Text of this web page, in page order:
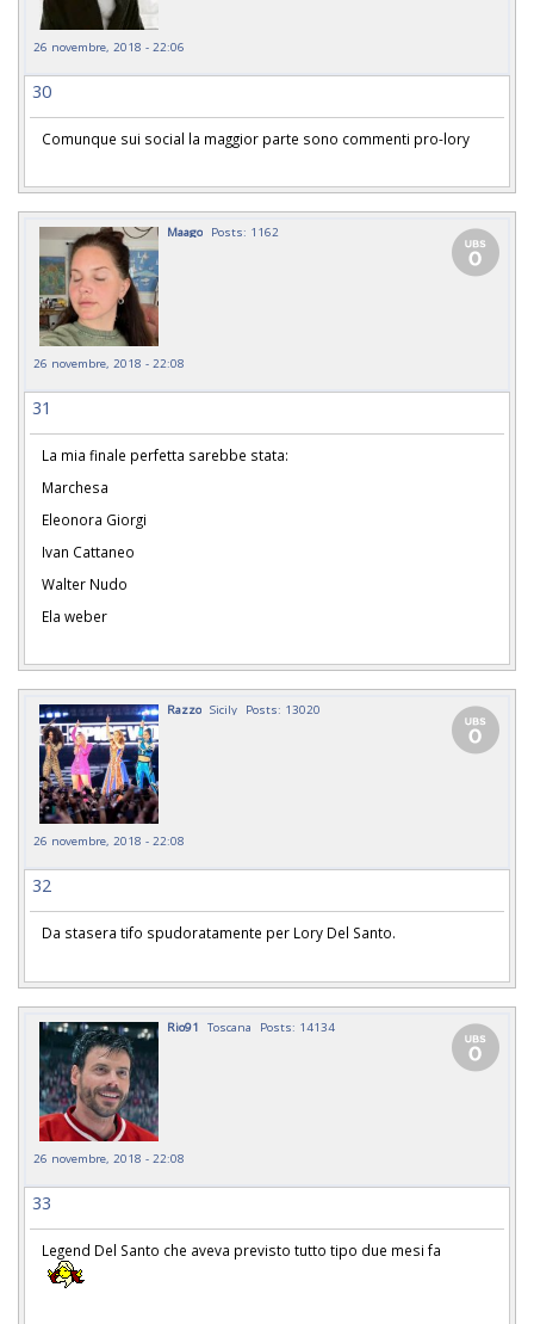
26 novembre, 2018 - 22:06
30
Comunque sui social la maggior parte sono commenti pro-lory
Maago Posts: 1162
26 novembre, 2018 - 22:08
31
La mia finale perfetta sarebbe stata:
Marchesa
Eleonora Giorgi
Ivan Cattaneo
Walter Nudo
Ela weber
Razzo Sicily Posts: 13020
26 novembre, 2018 - 22:08
32
Da stasera tifo spudoratamente per Lory Del Santo.
Rio91 Toscana Posts: 14134
26 novembre, 2018 - 22:08
33
Legend Del Santo che aveva previsto tutto tipo due mesi fa